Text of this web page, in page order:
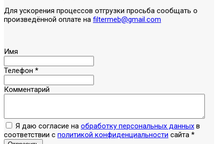
Для ускорения процессов отгрузки просьба сообщать о
произведённой оплате на filtermeb@gmail.com
Имя
Телефон *
Комментарий
Я даю согласие на обработку персональных данных в
соответствии с политикой конфиденциальности сайта *